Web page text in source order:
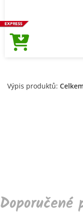
Výpis produktů:
Doporučené